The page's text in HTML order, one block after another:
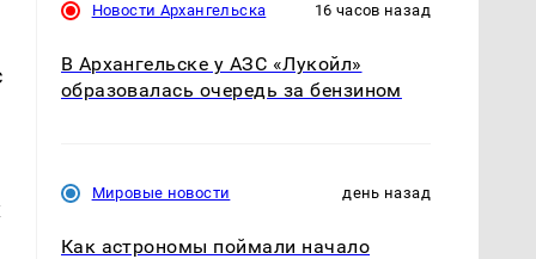
Новости Архангельска 16 часов назад
В Архангельске у АЗС «Лукойл»
образовалась очередь за бензином
Мировые новости день назад
Как астрономы поймали начало